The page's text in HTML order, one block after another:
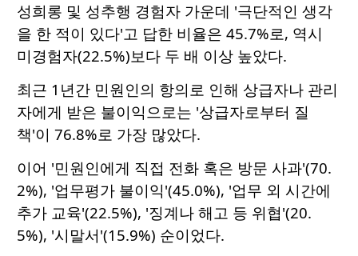
성희롱 및 성추행 경험자 가운데 '극단적인 생각
을 한 적이 있다'고 답한 비율은 45.7%로, 역시
미경험자(22.5%)보다 두 배 이상 높았다.
최근 1년간 민원인의 항의로 인해 상급자나 관리
자에게 받은 불이익으로는 '상급자로부터 질
책'이 76.8%로 가장 많았다.
이어 '민원인에게 직접 전화 혹은 방문 사과'(70.
2%), '업무평가 불이익'(45.0%), '업무 외 시간에
추가 교육'(22.5%), '징계나 해고 등 위협'(20.
5%), '시말서'(15.9%) 순이었다.